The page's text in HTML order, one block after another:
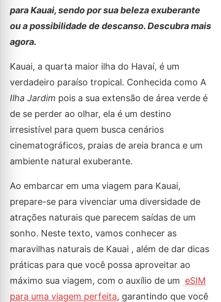
para Kauai, sendo por sua beleza exuberante
ou a possibilidade de descanso. Descubra mais
agora.
Kauai, a quarta maior ilha do Havaí, é um
verdadeiro paraíso tropical. Conhecida como A
Ilha Jardim pois a sua extensão de área verde é
de se perder ao olhar, ela é um destino
irresistível para quem busca cenários
cinematográficos, praias de areia branca e um
ambiente natural exuberante.
Ao embarcar em uma viagem para Kauai,
prepare-se para vivenciar uma diversidade de
atrações naturais que parecem saídas de um
sonho. Neste texto, vamos conhecer as
maravilhas naturais de Kauai , além de dar dicas
práticas para que você possa aproveitar ao
máximo sua viagem, com o auxílio de um eSIM
para uma viagem perfeita, garantindo que você